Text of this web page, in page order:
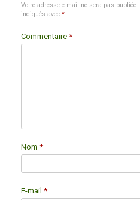
Votre adresse e-mail ne sera pas publiée.
indiqués avec *
Commentaire *
Nom *
E-mail *